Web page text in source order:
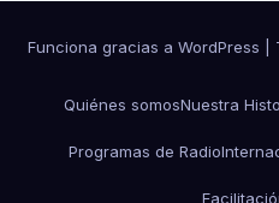
Funciona gracias a WordPress
Quiénes somosNuestra
Programas de Radio